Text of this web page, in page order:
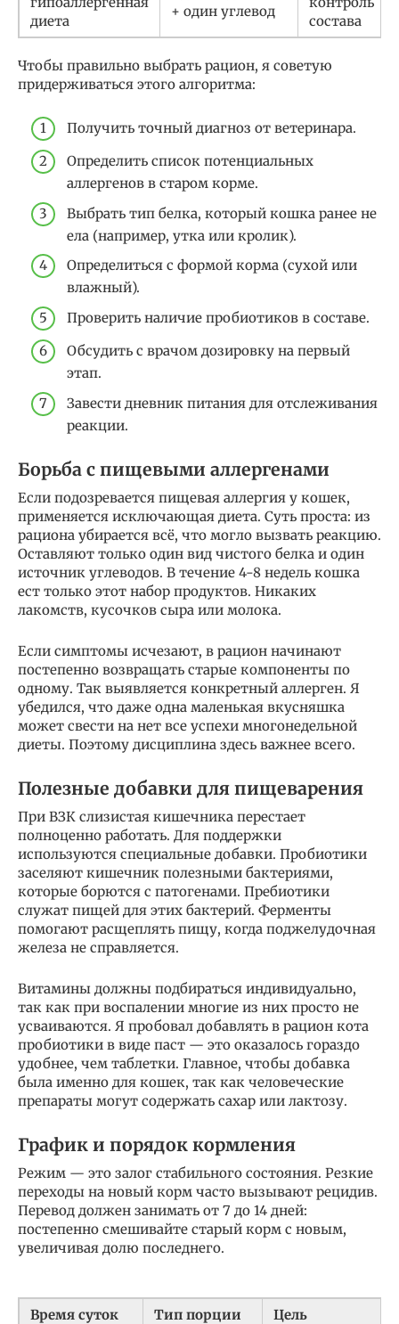
диета
+ один углевод
состава
Чтобы правильно выбрать рацион, я советую
придерживаться этого алгоритма:
Получить точный диагноз от ветеринара.
Определить список потенциальных
аллергенов в старом корме.
Выбрать тип белка, который кошка ранее не
ела (например, утка или кролик).
Определиться с формой корма (сухой или
влажный).
Проверить наличие пробиотиков в составе.
Обсудить с врачом дозировку на первый
этап.
Завести дневник питания для отслеживания
реакции.
Борьба с пищевыми аллергенами
Если подозревается пищевая аллергия у кошек,
применяется исключающая диета. Суть проста: из
рациона убирается всё, что могло вызвать реакцию.
Оставляют только один вид чистого белка и один
источник углеводов. В течение 4-8 недель кошка
ест только этот набор продуктов. Никаких
лакомств, кусочков сыра или молока.
Если симптомы исчезают, в рацион начинают
постепенно возвращать старые компоненты по
одному. Так выявляется конкретный аллерген. Я
убедился, что даже одна маленькая вкусняшка
может свести на нет все успехи многонедельной
диеты. Поэтому дисциплина здесь важнее всего.
Полезные добавки для пищеварения
При ВЗК слизистая кишечника перестает
полноценно работать. Для поддержки
используются специальные добавки. Пробиотики
заселяют кишечник полезными бактериями,
которые борются с патогенами. Пребиотики
служат пищей для этих бактерий. Ферменты
помогают расщеплять пищу, когда поджелудочная
железа не справляется.
Витамины должны подбираться индивидуально,
так как при воспалении многие из них просто не
усваиваются. Я пробовал добавлять в рацион кота
пробиотики в виде паст — это оказалось гораздо
удобнее, чем таблетки. Главное, чтобы добавка
была именно для кошек, так как человеческие
препараты могут содержать сахар или лактозу.
График и порядок кормления
Режим — это залог стабильного состояния. Резкие
переходы на новый корм часто вызывают рецидив.
Перевод должен занимать от 7 до 14 дней:
постепенно смешивайте старый корм с новым,
увеличивая долю последнего.
Время суток Тип порции Цель